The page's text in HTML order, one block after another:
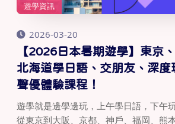
遊學資訊
2026-03-20
【2026日本暑期遊學】東京
北海道學日語、交朋友、深度
聲優體驗課程！
遊學就是邊學邊玩，上午學日語，下午
從東京到大阪、京都、神戶、福岡、熊